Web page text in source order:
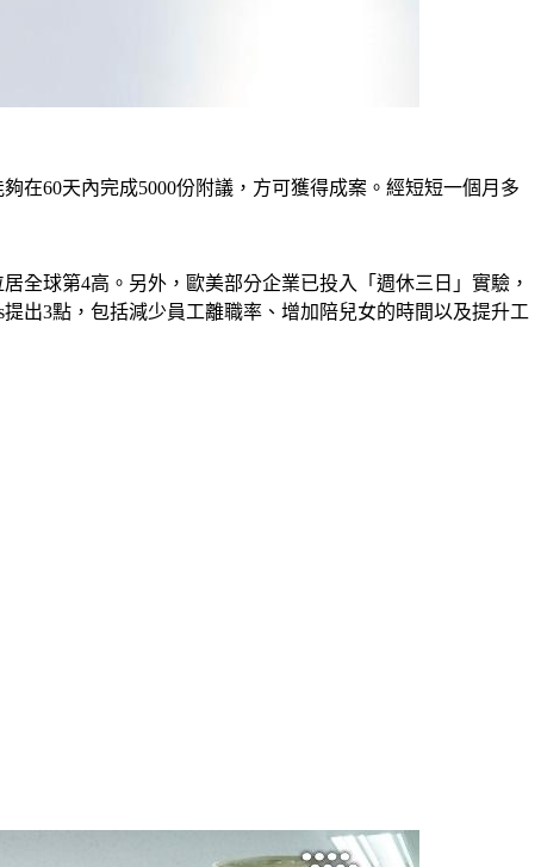
在60天內完成5000份附議，方可獲得成案。經短短一個月多
全球第4高。另外，歐美部分企業已投入「週休三日」實驗，
出3點，包括減少員工離職率、增加陪兒女的時間以及提升工